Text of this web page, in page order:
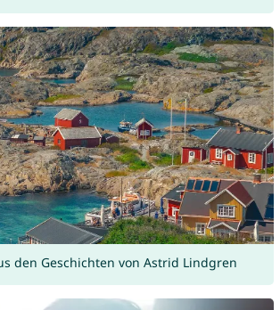
den Geschichten von Astrid Lindgren